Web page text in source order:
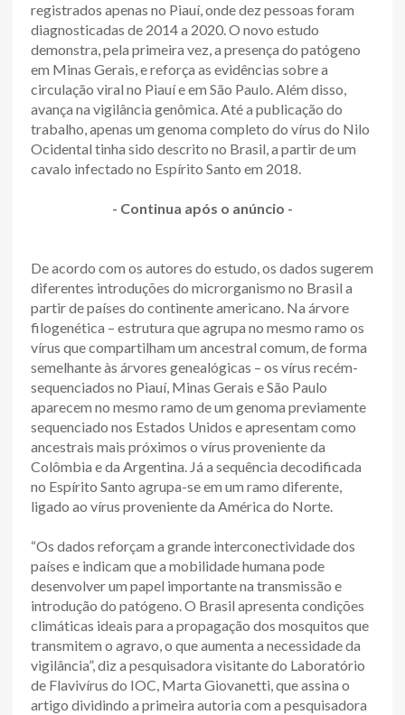
registrados apenas no Piauí, onde dez pessoas foram
diagnosticadas de 2014 a 2020. O novo estudo
demonstra, pela primeira vez, a presença do patógeno
em Minas Gerais, e reforça as evidências sobre a
circulação viral no Piauí e em São Paulo. Além disso,
avança na vigilância genômica. Até a publicação do
trabalho, apenas um genoma completo do vírus do Nilo
Ocidental tinha sido descrito no Brasil, a partir de um
cavalo infectado no Espírito Santo em 2018.
- Continua após o anúncio -
De acordo com os autores do estudo, os dados sugerem
diferentes introduções do microrganismo no Brasil a
partir de países do continente americano. Na árvore
filogenética – estrutura que agrupa no mesmo ramo os
vírus que compartilham um ancestral comum, de forma
semelhante às árvores genealógicas – os vírus recém-
sequenciados no Piauí, Minas Gerais e São Paulo
aparecem no mesmo ramo de um genoma previamente
sequenciado nos Estados Unidos e apresentam como
ancestrais mais próximos o vírus proveniente da
Colômbia e da Argentina. Já a sequência decodificada
no Espírito Santo agrupa-se em um ramo diferente,
ligado ao vírus proveniente da América do Norte.
“Os dados reforçam a grande interconectividade dos
países e indicam que a mobilidade humana pode
desenvolver um papel importante na transmissão e
introdução do patógeno. O Brasil apresenta condições
climáticas ideais para a propagação dos mosquitos que
transmitem o agravo, o que aumenta a necessidade da
vigilância”, diz a pesquisadora visitante do Laboratório
de Flavivírus do IOC, Marta Giovanetti, que assina o
artigo dividindo a primeira autoria com a pesquisadora